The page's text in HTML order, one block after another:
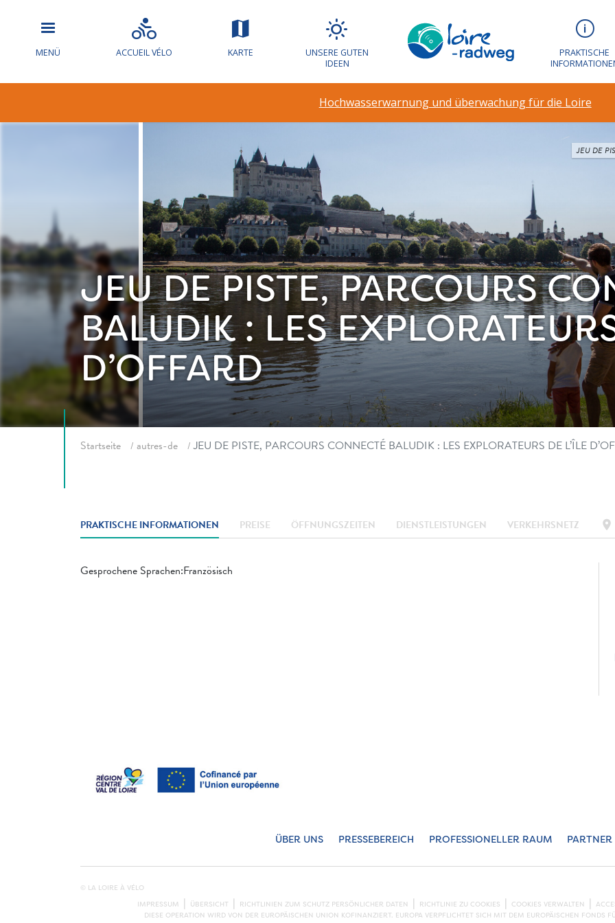
MENÜ ACCUEIL VÉLO KARTE
UNSERE GUTEN
IDEEN
PRAKTISCHE
Hochwasserwarnung und überwachung für die Loire
JEU DE PISTE, PARCOURS
BALUDIK : LES
D’OFFARD
JEU DE
Startseite autres-de JEU DE PISTE, PARCOURS CONNECTÉ BALUDIK : LES EXPLORATEURS DE L’ÎLE
PRAKTISCHE INFORMATIONEN PREISE ÖFFNUNGSZEITEN DIENSTLEISTUNGEN VERKEHRSNETZ location_on
Gesprochene Sprachen:Französisch
ÜBER UNS PRESSEBEREICH PROFESSIONELLER RAUM PARTNER
© LA LOIRE À VÉLO
IMPRESSUM
ÜBERSICHT RICHTLINIEN ZUM SCHUTZ PERSÖNLICHER DATEN RICHTLINIE ZU COOKIES COOKIES VERWALTEN
DIESE OPERATION WIRD VON DER EUROPÄISCHEN UNION KOFINANZIERT. EUROPA VERPFLICHTET SICH MIT DEM EUROPÄISCHEN FONDS